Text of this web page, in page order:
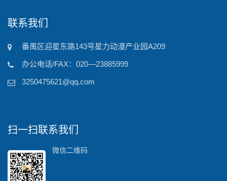
联系我们
番禺区迎星东路143号星力动漫产业园A209
办公电话/FAX：020—23885999
3250475621@qq.com
扫一扫联系我们
微信二维码